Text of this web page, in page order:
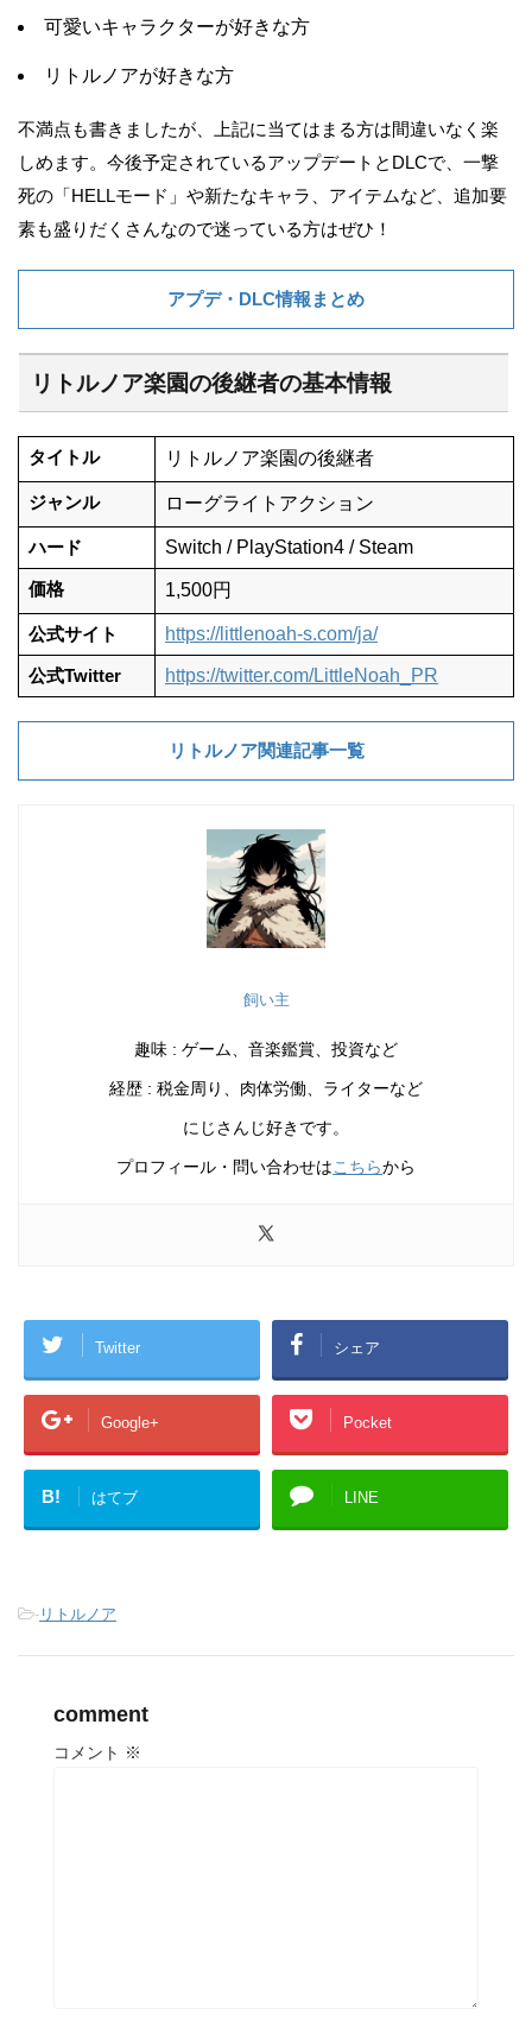
可愛いキャラクターが好きな方
リトルノアが好きな方
不満点も書きましたが、上記に当てはまる方は間違いなく楽
しめます。今後予定されているアップデートとDLCで、一撃
死の「HELLモード」や新たなキャラ、アイテムなど、追加要
素も盛りだくさんなので迷っている方はぜひ！
アプデ・DLC情報まとめ
リトルノア楽園の後継者の基本情報
タイトル リトルノア楽園の後継者
ジャンル ローグライトアクション
ハード Switch / PlayStation4 / Steam
価格 1,500円
公式サイト https://littlenoah-s.com/ja/
公式Twitter https://twitter.com/LittleNoah_PR
リトルノア関連記事一覧
飼い主
趣味 : ゲーム、音楽鑑賞、投資など
経歴 : 税金周り、肉体労働、ライターなど
にじさんじ好きです。
プロフィール・問い合わせはこちらから
Twitter シェア
Google+ Pocket
B! はてブ LINE
- リトルノア
comment
コメント ※